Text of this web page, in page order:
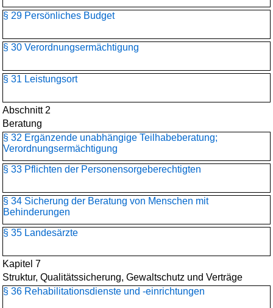
§ 29 Persönliches Budget
§ 30 Verordnungsermächtigung
§ 31 Leistungsort
Abschnitt 2
Beratung
§ 32 Ergänzende unabhängige Teilhabeberatung;
Verordnungsermächtigung
§ 33 Pflichten der Personensorgeberechtigten
§ 34 Sicherung der Beratung von Menschen mit
Behinderungen
§ 35 Landesärzte
Kapitel 7
Struktur, Qualitätssicherung, Gewaltschutz und Verträge
§ 36 Rehabilitationsdienste und -einrichtungen